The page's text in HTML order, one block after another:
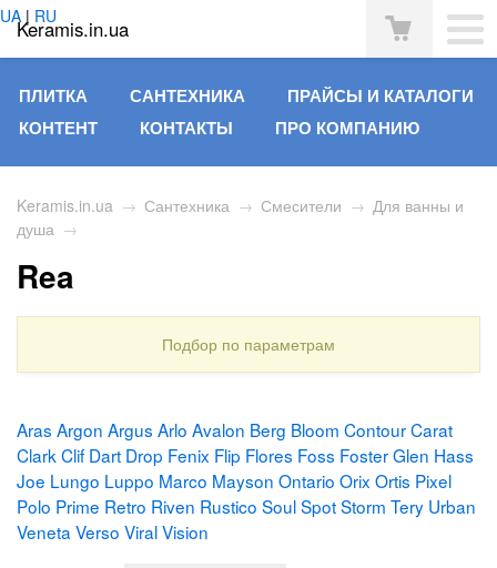
Keramis.in.ua
UA | RU
ПЛИТКА САНТЕХНИКА
ПРАЙСЫ И КАТАЛОГИ
КОНТЕНТ
КОНТАКТЫ ПРО КОМПАНИЮ
Keramis.in.ua → Сантехника → Смесители → Для ванны и
душа →
Rea
Подбор по параметрам
Aras Argon Argus Arlo Avalon Berg Bloom ContourCarat
Clark Clif Dart Drop Fenix Flip Flores Foss FosterGlen Hass
Joe Lungo Luppo Marco Mayson Ontario Orix Ortis Pixel
Polo Prime Retro Riven Rustico SoulSpotStorm Tery Urban
Veneta Verso ViralVision